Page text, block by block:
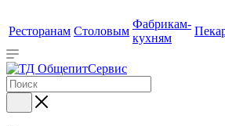
Ресторанам Столовым
Фабрикам-
кухням